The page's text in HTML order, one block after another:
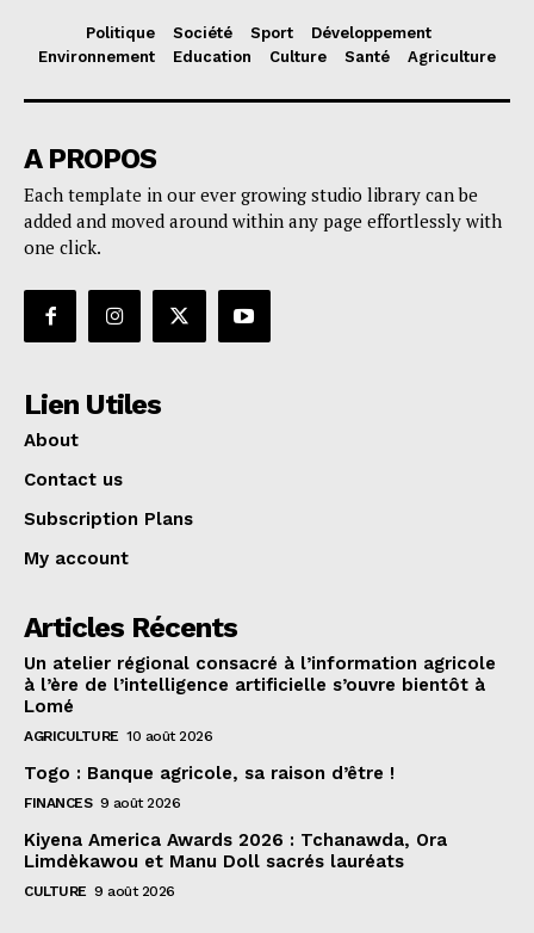
Politique Société Sport
Développement
Environnement
Education Culture Santé Agriculture
A PROPOS
Each template in our ever growing studio library can be
added and moved around within any page effortlessly with
one click.
Lien Utiles
About
Contact us
Subscription Plans
My account
Articles Récents
Un atelier régional consacré à l’information agricole
à l’ère de l’intelligence artificielle s’ouvre bientôt à
Lomé
AGRICULTURE 10 août 2026
Togo : Banque agricole, sa raison d’être !
FINANCES 9 août 2026
Kiyena America Awards 2026 : Tchanawda, Ora
Limdèkawou et Manu Doll sacrés lauréats
CULTURE 9 août 2026